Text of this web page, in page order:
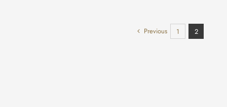
Previous 1 2